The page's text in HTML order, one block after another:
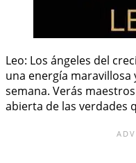
Leo: Los ángeles del
una energía maravillosa
semana. Verás
abierta de las verdades